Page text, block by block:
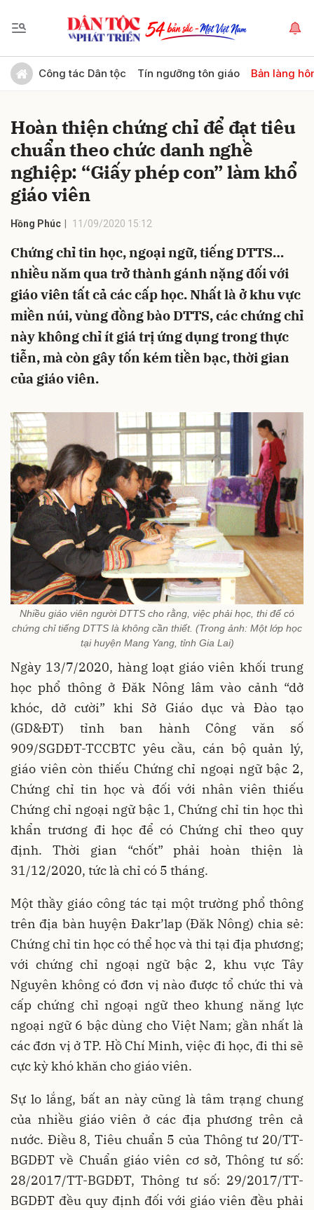
Công tác Dân tộc Tín ngưỡng tôn giáo Bản làng
Hoàn thiện chứng chỉ để đạt tiêu
chuẩn theo chức danh nghề
nghiệp: “Giấy phép con” làm khổ
giáo viên
Hồng Phúc 11/09/2020 15:12
Chứng chỉ tin học, ngoại ngữ, tiếng DTTS…
nhiều năm qua trở thành gánh nặng đối với
giáo viên tất cả các cấp học. Nhất là ở khu vực
miền núi, vùng đồng bào DTTS, các chứng chỉ
này không chỉ ít giá trị ứng dụng trong thực
tiễn, mà còn gây tốn kém tiền bạc, thời gian
của giáo viên.
Nhiều giáo viên người DTTS cho rằng, việc phải học, thi để có
chứng chỉ tiếng DTTS là không cần thiết. (Trong ảnh: Một lớp học
tại huyện Mang Yang, tỉnh Gia Lai)
Ngày 13/7/2020, hàng loạt giáo viên khối trung
học phổ thông ở Đăk Nông lâm vào cảnh “dở
khóc, dở cười” khi Sở Giáo dục và Đào tạo
(GD&ĐT) tỉnh ban hành Công văn số
909/SGDĐT-TCCBTC yêu cầu, cán bộ quản lý,
giáo viên còn thiếu Chứng chỉ ngoại ngữ bậc 2,
Chứng chỉ tin học và đối với nhân viên thiếu
Chứng chỉ ngoại ngữ bậc 1, Chứng chỉ tin học thì
khẩn trương đi học để có Chứng chỉ theo quy
định. Thời gian “chốt” phải hoàn thiện là
31/12/2020, tức là chỉ có 5 tháng.
Một thầy giáo công tác tại một trường phổ thông
trên địa bàn huyện Đakr’lap (Đăk Nông) chia sẻ:
Chứng chỉ tin học có thể học và thi tại địa phương;
với chứng chỉ ngoại ngữ bậc 2, khu vực Tây
Nguyên không có đơn vị nào được tổ chức thi và
cấp chứng chỉ ngoại ngữ theo khung năng lực
ngoại ngữ 6 bậc dùng cho Việt Nam; gần nhất là
các đơn vị ở TP. Hồ Chí Minh, việc đi học, đi thi sẽ
cực kỳ khó khăn cho giáo viên.
Sự lo lắng, bất an này cũng là tâm trạng chung
của nhiều giáo viên ở các địa phương trên cả
nước. Điều 8, Tiêu chuẩn 5 của Thông tư 20/TT-
BGDĐT về Chuẩn giáo viên cơ sở, Thông tư số:
28/2017/TT-BGDĐT, Thông tư số: 29/2017/TT-
BGDĐT đều quy định đối với giáo viên đều phải
Gửi bình luận